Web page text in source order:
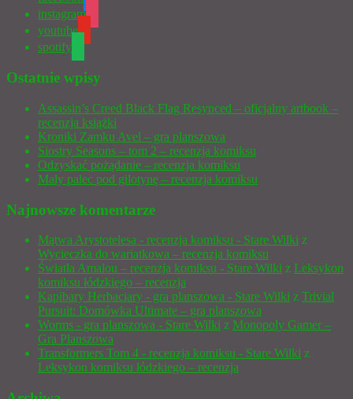
instagram
youtube
spotify
Ostatnie wpisy
Assassin’s Creed Black Flag Resynced – oficjalny artbook –
recenzja książki
Kroniki Zamku Avel – gra planszowa
Siostry Seasons – tom 2 – recenzja komiksu
Odzyskać pożądanie – recenzja komiksu
Mały palec pod gilotynę – recenzja komiksu
Najnowsze komentarze
Mątwa Arystotelesa - recenzja komiksu - Stare Wilki z
Wycieczka do wariatkowa – recenzja komiksu
Światła Amalou – recenzja komiksu - Stare Wilki z Leksykon
komiksu łódzkiego – recenzja
Kapibary Herbaciary - gra planszowa - Stare Wilki z Trivial
Pursuit: Domówka Ultimate – gra planszowa
Worms - gra planszowa - Stare Wilki z Monopoly Gamer –
Gra Planszowa
Transformers Tom 4 - recenzja komiksu - Stare Wilki z
Leksykon komiksu łódzkiego – recenzja